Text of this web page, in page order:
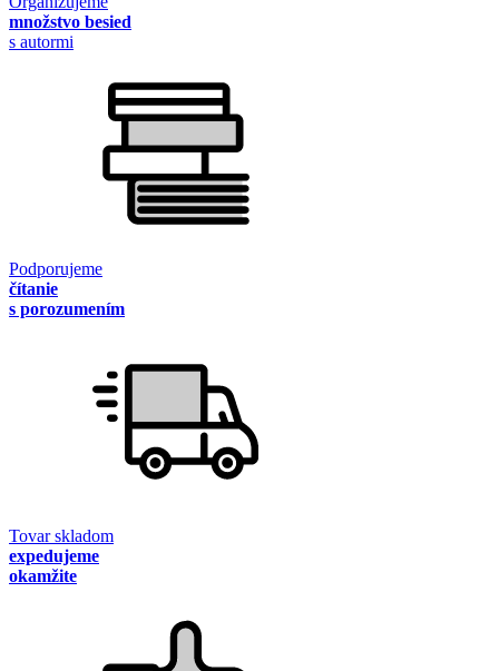
množstvo besied
s autormi
Podporujeme
čítanie
s porozumením
Tovar skladom
expedujeme
okamžite